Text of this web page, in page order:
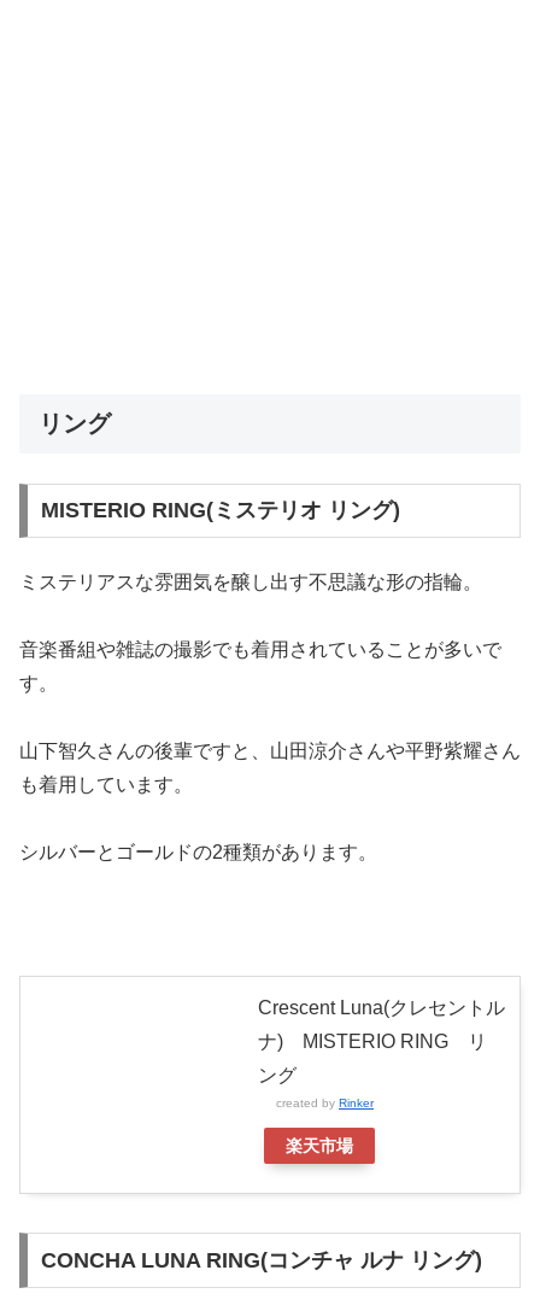
リング
MISTERIO RING(ミステリオ リング)
ミステリアスな雰囲気を醸し出す不思議な形の指輪。
音楽番組や雑誌の撮影でも着用されていることが多いで
す。
山下智久さんの後輩ですと、山田涼介さんや平野紫耀さん
も着用しています。
シルバーとゴールドの2種類があります。
Crescent Luna(クレセントル
ナ) MISTERIO RING リ
ング
created by Rinker
楽天市場
CONCHA LUNA RING(コンチャ ルナ リング)